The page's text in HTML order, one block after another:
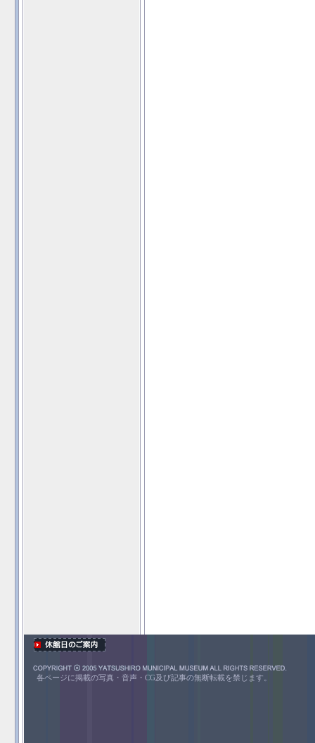
各ページに掲載の写真・音声・CG及び記事の無断転載を禁じます。